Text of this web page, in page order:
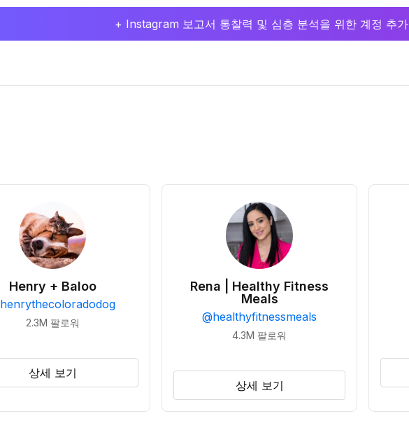
+ Instagram 보고서 통찰력 및 심층 분석을 위한 계정 추가
Henry + Baloo
henrythecoloradodog
2.3M 팔로워
상세 보기
Rena | Healthy Fitness
Meals
@healthyfitnessmeals
4.3M 팔로워
상세 보기